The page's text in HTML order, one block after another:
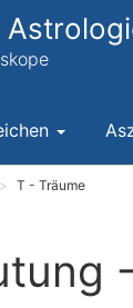
T - Träume